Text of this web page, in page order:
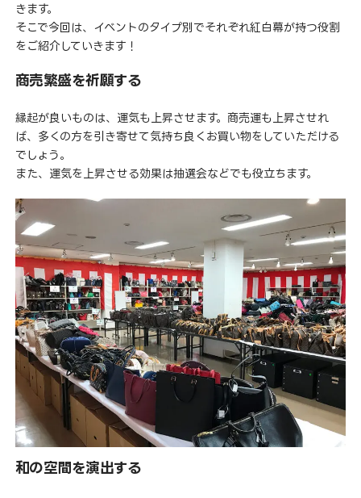
きます。
そこで今回は、イベントのタイプ別でそれぞれ紅白幕が持つ役割
をご紹介していきます！
商売繁盛を祈願する
縁起が良いものは、運気も上昇させます。商売運も上昇させれ
ば、多くの方を引き寄せて気持ち良くお買い物をしていただける
でしょう。
また、運気を上昇させる効果は抽選会などでも役立ちます。
和の空間を演出する